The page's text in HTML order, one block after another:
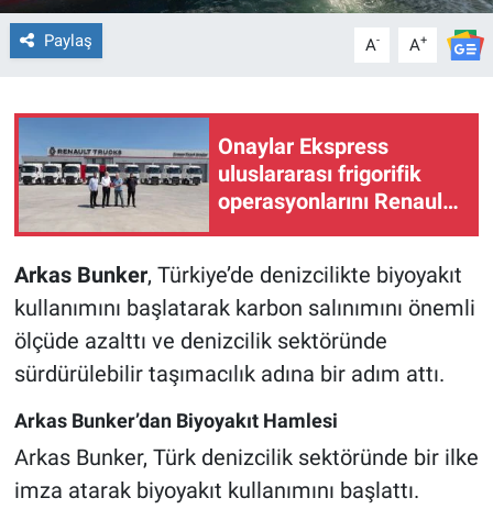
Paylaş A- A+
Onaylar Ekspress
uluslararası frigorifik
operasyonlarını Renault
Arkas Bunker, Türkiye’de denizcilikte biyoyakıt
kullanımını başlatarak karbon salınımını önemli
ölçüde azalttı ve denizcilik sektöründe
sürdürülebilir taşımacılık adına bir adım attı.
Arkas Bunker’dan Biyoyakıt Hamlesi
Arkas Bunker, Türk denizcilik sektöründe bir ilke
imza atarak biyoyakıt kullanımını başlattı.